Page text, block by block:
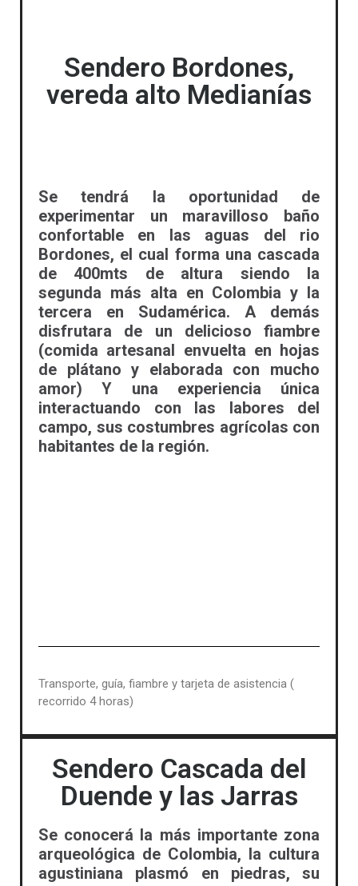
Sendero Bordones,
vereda alto Medianías
Se tendrá la oportunidad de
experimentar un maravilloso baño
confortable en las aguas del rio
Bordones, el cual forma una cascada
de 400mts de altura siendo la
segunda más alta en Colombia y la
tercera en Sudamérica. A demás
disfrutara de un delicioso fiambre
(comida artesanal envuelta en hojas
de plátano y elaborada con mucho
amor) Y una experiencia única
interactuando con las labores del
campo, sus costumbres agrícolas con
habitantes de la región.
Transporte, guía, fiambre y tarjeta de asistencia (
recorrido 4 horas)
Sendero Cascada del
Duende y las Jarras
Se conocerá la más importante zona
arqueológica de Colombia, la cultura
agustiniana plasmó en piedras, su